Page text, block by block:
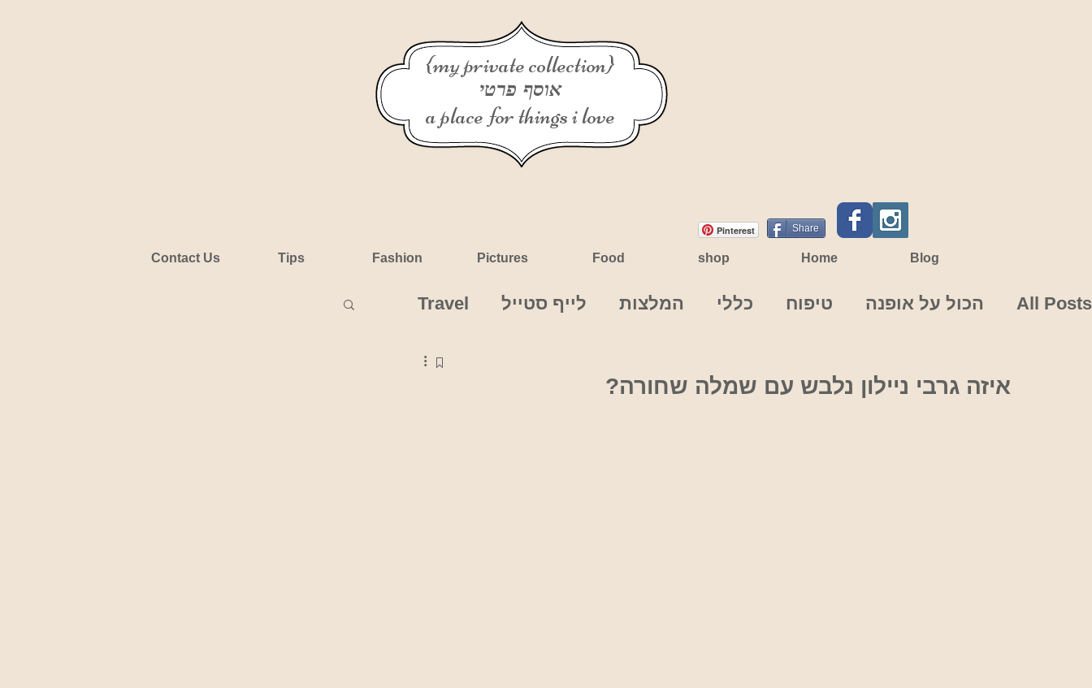
Contact Us Tips Fashion Pictures Food shop Home Blog
All Posts הכול על אופנה טיפוח כללי המלצות לייף סטייל Travel
איזה גרבי ניילון נלבש עם שמלה שחורה?
{my private collection}
אוסף פרטי
a place for things i love
Pinterest Share